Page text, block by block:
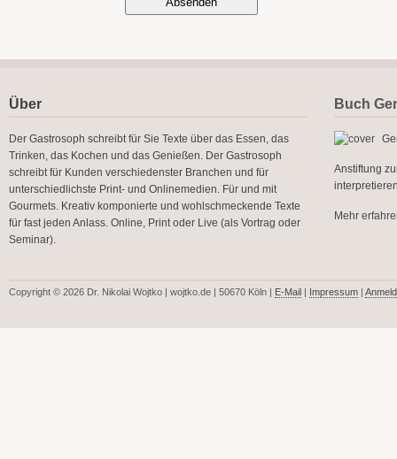
Über
Der Gastrosoph schreibt für Sie Texte über das Essen, das
Trinken, das Kochen und das Genießen. Der Gastrosoph
schreibt für Kunden verschiedenster Branchen und für
unterschiedlichste Print- und Onlinemedien. Für und mit
Gourmets. Kreativ komponierte und wohlschmeckende Texte
für fast jeden Anlass. Online, Print oder Live (als Vortrag oder
Seminar).
Buch
Anstiftung
Mehr
Copyright © 2026 Dr. Nikolai Wojtko | wojtko.de | 50670 Köln | E-Mail | Impressum |